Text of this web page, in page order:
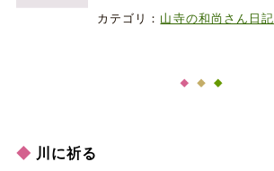
カテゴリ： 山寺の和尚さん日記
川に祈る